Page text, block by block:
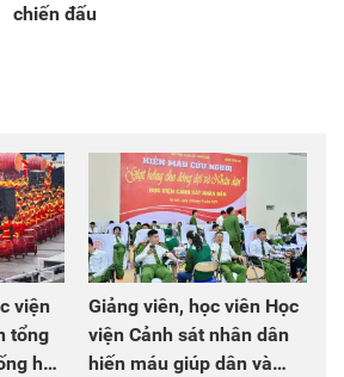
chiến đấu
viện
tổng
hội
Giảng viên, học viên Học
viện Cảnh sát nhân dân
hiến máu giúp dân và